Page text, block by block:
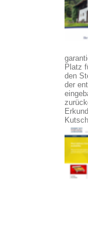
Platz
den
der